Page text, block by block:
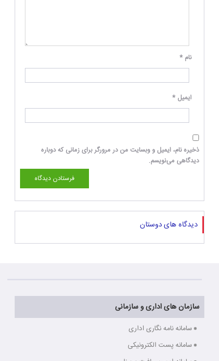
نام *
ایمیل *
ذخیره نام، ایمیل و وبسایت من در مرورگر برای زمانی که دوباره
دیدگاهی می‌نویسم.
دیدگاه های دوستان
سازمان های اداری و سازمانی
سامانه نامه نگاری اداری
سامانه پست الکترونیکی